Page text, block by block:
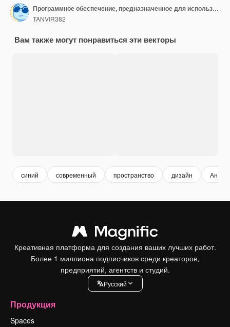
Программное обеспечение, предназначенное для использования на мобильных телефонах
TANVIR382
Вам также могут понравиться эти векторы
синий современный пространство дизайн
Креативная платформа для создания ваших лучших работ.
Более 1 миллиона подписчиков среди креаторов,
предприятий, агентств и студий.
Pусский
Продукция
Spaces